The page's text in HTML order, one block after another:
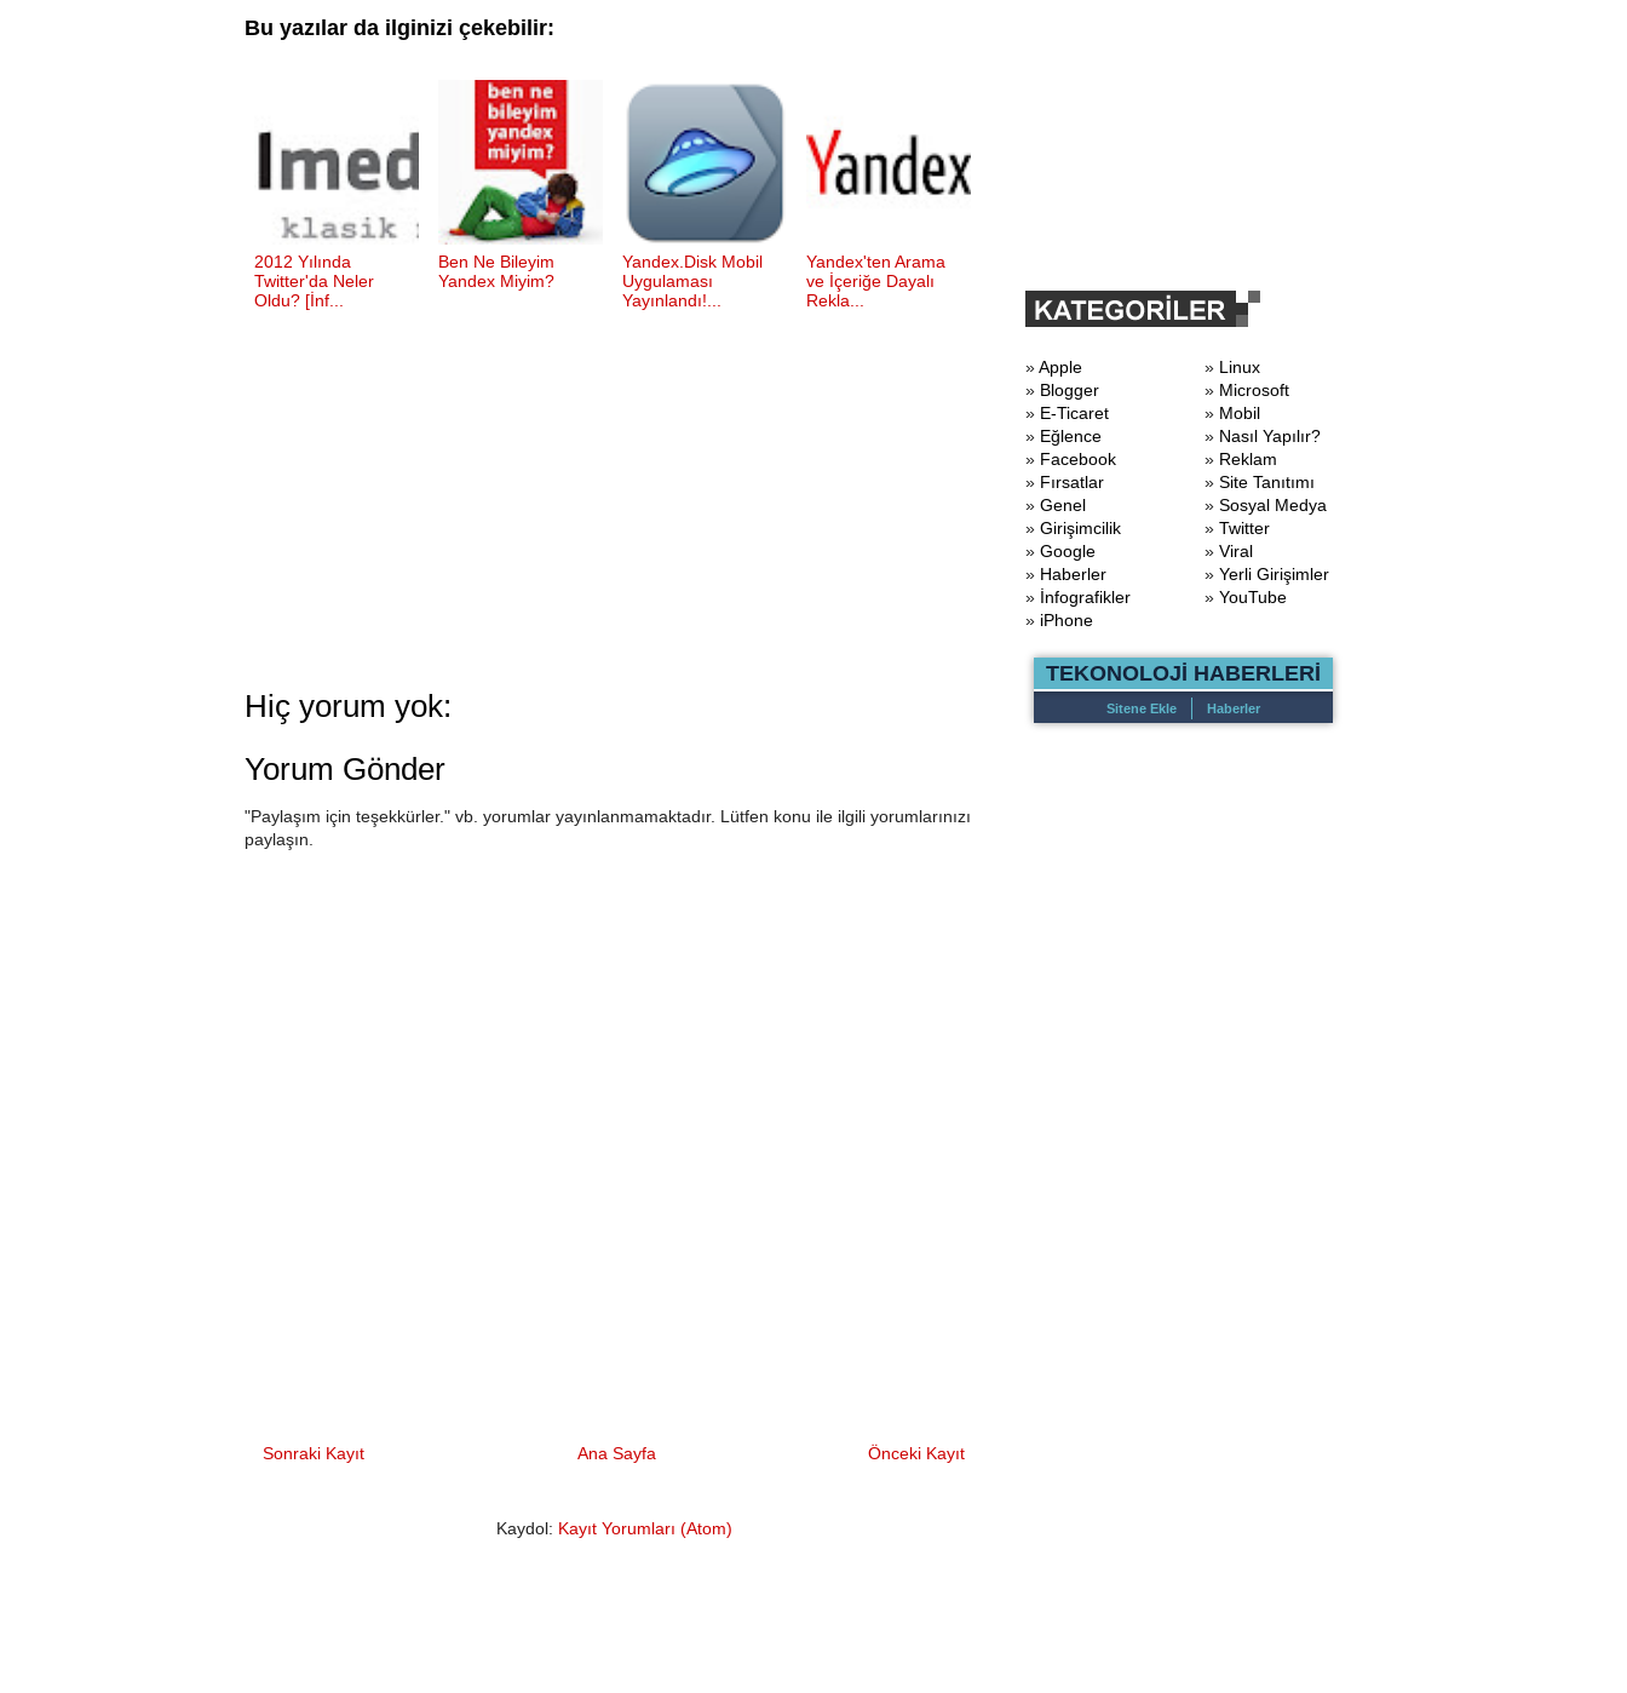
Bu yazılar da ilginizi çekebilir:
2012 Yılında
Twitter'da Neler
Oldu? [İnf...
Ben Ne Bileyim
Yandex Miyim?
Yandex.Disk Mobil
Uygulaması
Yayınlandı!...
Yandex'ten Arama
ve İçeriğe Dayalı
Rekla...
Hiç yorum yok:
Yorum Gönder
"Paylaşım için teşekkürler." vb. yorumlar yayınlanmamaktadır. Lütfen konu ile ilgili yorumlarınızı
paylaşın.
Sonraki Kayıt Önceki Kayıt
Ana Sayfa
Kaydol: Kayıt Yorumları (Atom)
»Apple » Linux
» Blogger » Microsoft
» E-Ticaret » Mobil
» Eğlence » Nasıl Yapılır?
» Facebook » Reklam
» Fırsatlar » Site Tanıtımı
» Genel » Sosyal Medya
» Girişimcilik » Twitter
» Google » Viral
» Haberler » Yerli Girişimler
» İnfografikler » YouTube
» iPhone
TEKONOLOJİ HABERLERİ
Sitene Ekle Haberler